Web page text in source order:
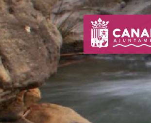
Salta al contigut